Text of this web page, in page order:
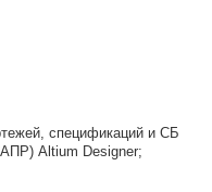
спецификаций и СБ
Altium Designer;